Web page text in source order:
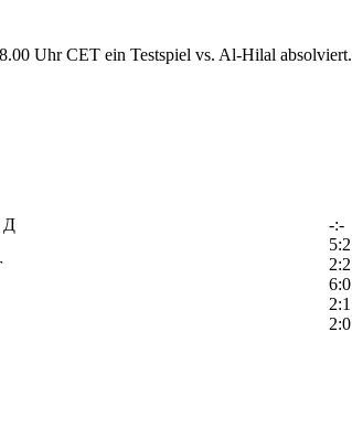
Uhr CET ein Testspiel vs. Al-Hilal absolviert.
Д -:-
5:2
2:2
6:0
2:1
2:0